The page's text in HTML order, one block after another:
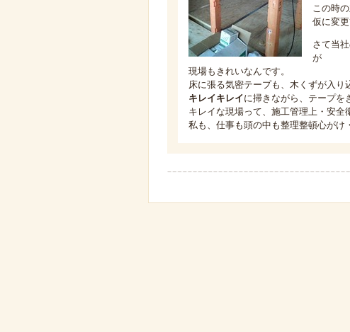
この時
仮に変
さて当
が
現場もきれいなんです。
床に張る気密テープも、木くずが入り
キレイキレイに掃きながら、テープを
キレイな現場って、施工管理上・安全
私も、仕事も頭の中も整理整頓心がけ